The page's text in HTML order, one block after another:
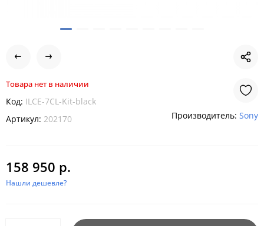
Товара нет в наличии
Код: ILCE-7CL-Kit-black
Артикул: 202170 Производитель: Sony
158 950 р.
Нашли дешевле?